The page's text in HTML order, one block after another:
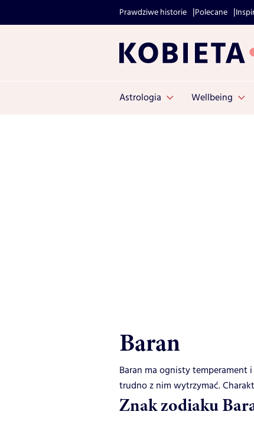
Prawdziwe historie Polecane
Astrologia Wellbeing
Baran
Baran ma ognisty temperament
trudno z nim wytrzymać.
Znak zodiaku